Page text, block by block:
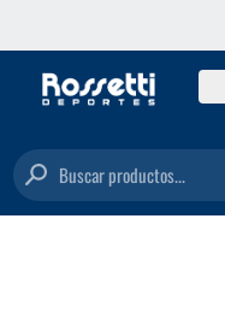
Buscar productos...